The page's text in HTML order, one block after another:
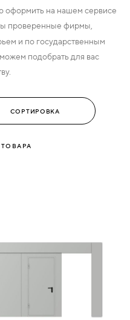
оформить на нашем сервисе
проверенные фирмы,
и по государственным
подобрать для вас
ТОВАРА